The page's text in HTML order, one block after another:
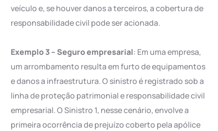
veículo e, se houver danos a terceiros, a cobertura de
responsabilidade civil pode ser acionada.
Exemplo 3 – Seguro empresarial: Em uma empresa,
um arrombamento resulta em furto de equipamentos
e danos a infraestrutura. O sinistro é registrado sob a
linha de proteção patrimonial e responsabilidade civil
empresarial. O Sinistro 1, nesse cenário, envolve a
primeira ocorrência de prejuízo coberto pela apólice